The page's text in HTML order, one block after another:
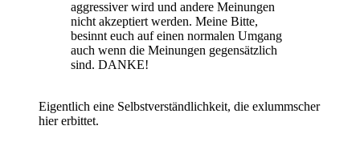
aggressiver wird und andere Meinungen
nicht akzeptiert werden. Meine Bitte,
besinnt euch auf einen normalen Umgang
auch wenn die Meinungen gegensätzlich
sind. DANKE!
Eigentlich eine Selbstverständlichkeit, die exlummscher
hier erbittet.